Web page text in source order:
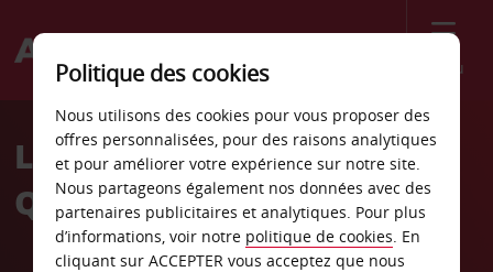
Menu
Welcome
AvisLocation de voiture
Quakenbrück
Politique des cookies
Nous utilisons des cookies pour vous proposer des
offres personnalisées, pour des raisons analytiques
et pour améliorer votre expérience sur notre site.
Nous partageons également nos données avec des
partenaires publicitaires et analytiques. Pour plus
d’informations, voir notre politique de cookies. En
cliquant sur ACCEPTER vous acceptez que nous